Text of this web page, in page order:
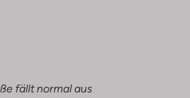
fällt normal aus